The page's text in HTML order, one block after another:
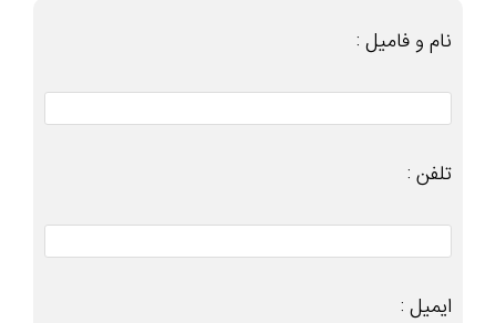
نام و فامیل :
تلفن :
ایمیل :